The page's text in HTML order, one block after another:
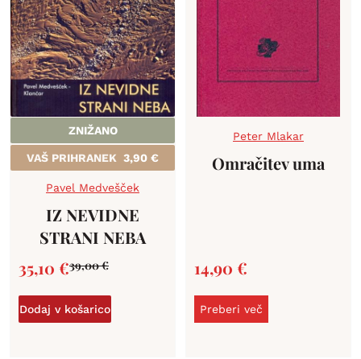
ZNIŽANO
VAŠ PRIHRANEK 3,90 €
Pavel Medvešček
IZ NEVIDNE
STRANI NEBA
39,00€
35,10 €
Dodaj v košarico
Peter Mlakar
Omračitev uma
14,90 €
Preberi več